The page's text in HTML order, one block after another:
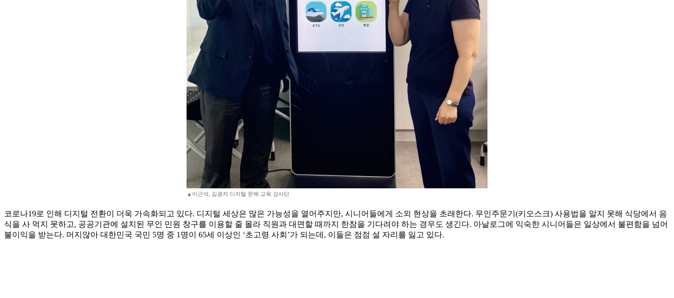
▲이근석, 김광자 디지털 문해 교육 강사단
코로나19로 인해 디지털 전환이 더욱 가속화되고 있다. 디지털 세상은 많은 가능성을 열어주지만, 시니어들에게 소외 현상을 초래한다. 무인주문기(키오스크) 사용법을 알지 못해 식당에서 음
식을 사 먹지 못하고, 공공기관에 설치된 무인 민원 창구를 이용할 줄 몰라 직원과 대면할 때까지 한참을 기다려야 하는 경우도 생긴다. 아날로그에 익숙한 시니어들은 일상에서 불편함을 넘어
불이익을 받는다. 머지않아 대한민국 국민 5명 중 1명이 65세 이상인 ‘초고령 사회’가 되는데, 이들은 점점 설 자리를 잃고 있다.